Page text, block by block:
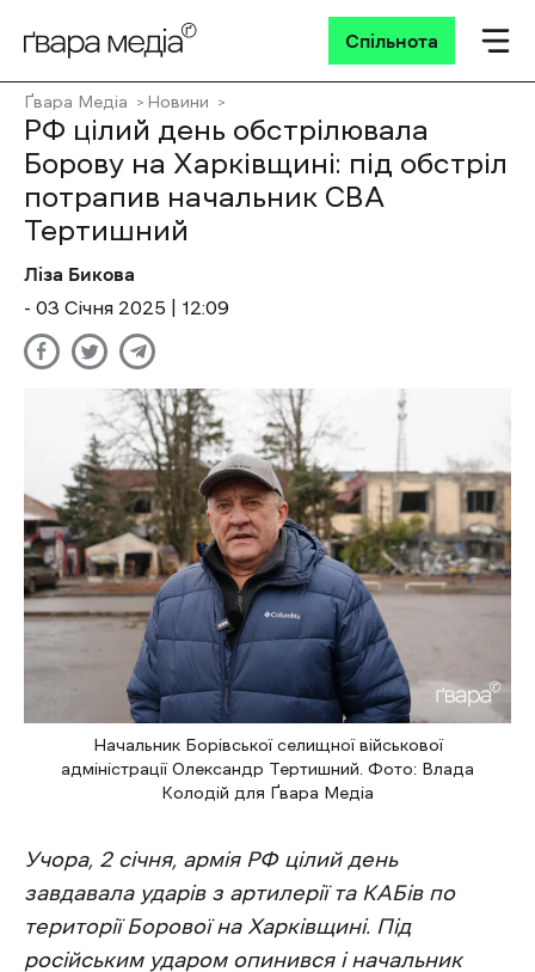
Спільнота
Ґвара Медіа Новини
РФ цілий день обстрілювала
Борову на Харківщині: під обстріл
потрапив начальник СВА
Тертишний
Ліза Бикова
- 03 Січня 2025 | 12:09
Начальник Борівської селищної військової
адміністрації Олександр Тертишний. Фото: Влада
Колодій для Ґвара Медіа
Учора, 2 січня, армія РФ цілий день
завдавала ударів з артилерії та КАБів по
території Борової на Харківщині. Під
російським ударом опинився і начальник